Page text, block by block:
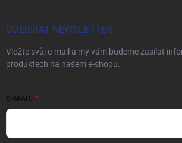
ODEBÍRAT NEWSLETTER
Vložte svůj e-mail a my vám budeme zasílat
produktech na našem e-shopu.
E-MAIL